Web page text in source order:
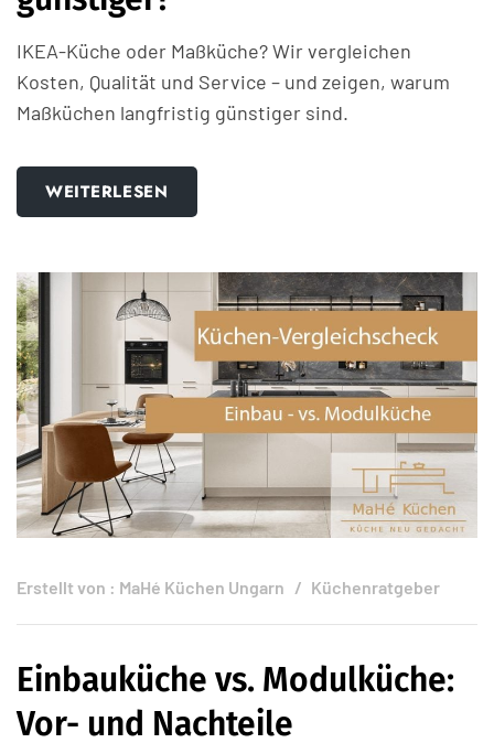
IKEA-Küche oder Maßküche? Wir vergleichen
Kosten, Qualität und Service – und zeigen, warum
Maßküchen langfristig günstiger sind.
WEITERLESEN
Erstellt von : MaHé Küchen Ungarn Küchenratgeber
Einbauküche vs. Modulküche:
Vor- und Nachteile